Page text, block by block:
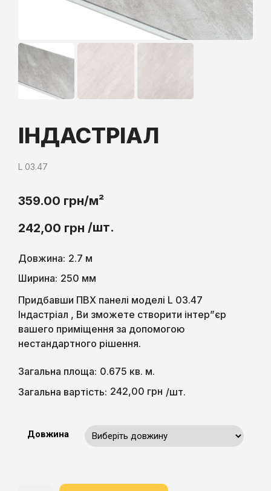
ІНДАСТРІАЛ
L 03.47
359.00 грн/м²
242,00 грн /шт.
Довжина: 2.7 м
Ширина: 250 мм
Придбавши ПВХ панелі моделі L 03.47
Індастріал , Ви зможете створити інтер”єр
вашего приміщення за допомогою
нестандартного рішення.
Загальна площа: 0.675 кв. м.
Загальна вартість: 242,00 грн /шт.
Довжина